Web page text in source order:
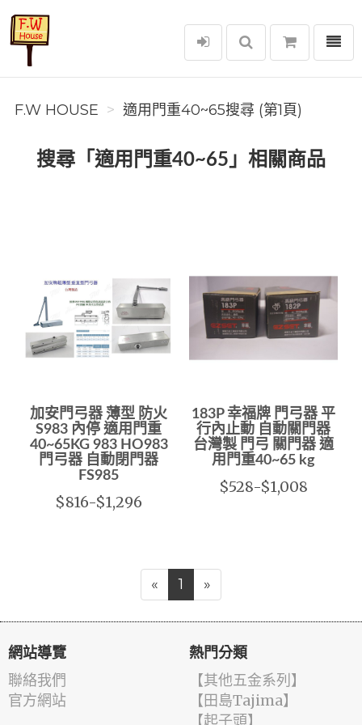
F.W House
選單
F.W HOUSE 適用門重40~65搜尋 (第1頁)
搜尋「適用門重40~65」相關商品
加安門弓器 薄型 防火
S983 內停 適用門重
40~65KG 983 HO983
門弓器 自動閉門器
FS985
$816-$1,296
183P 幸福牌 門弓器 平
行內止動 自動關門器
台灣製 門弓 關門器 適
用門重40~65 kg
$528-$1,008
« 1 »
網站導覽
聯絡我們
官方網站
熱門分類
【其他五金系列】
【田島Tajima】
【起子頭】